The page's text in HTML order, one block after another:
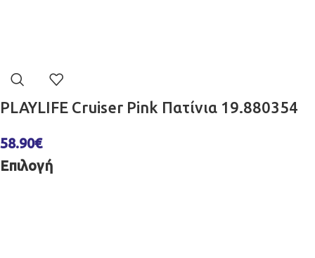
PLAYLIFE Cruiser Pink Πατίνια 19.880354
58.90€
Επιλογή